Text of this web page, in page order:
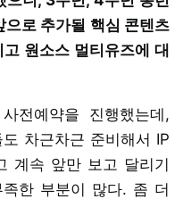
으로 추가될 핵심 콘텐츠
원소스 멀티유즈에 대
전예약을 진행했는데,
차근차근 준비해서 IP
계속 앞만 보고 달리기
한 부분이 많다. 좀 더